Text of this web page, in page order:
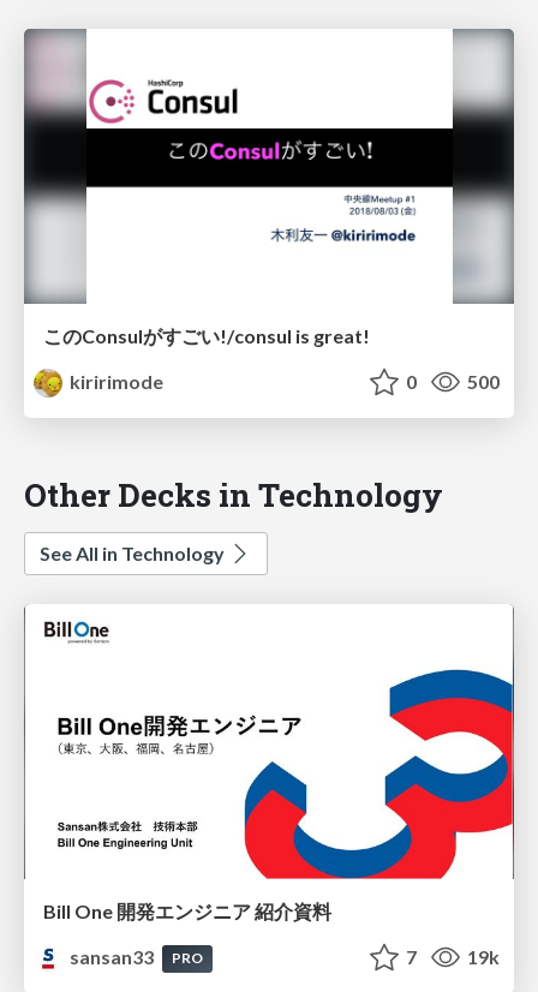
このConsulがすごい!/consul is great!
kiririmode
0 500
Other Decks in Technology
See All in Technology
Bill One 開発エンジニア 紹介資料
sansan33
PRO 7 19k